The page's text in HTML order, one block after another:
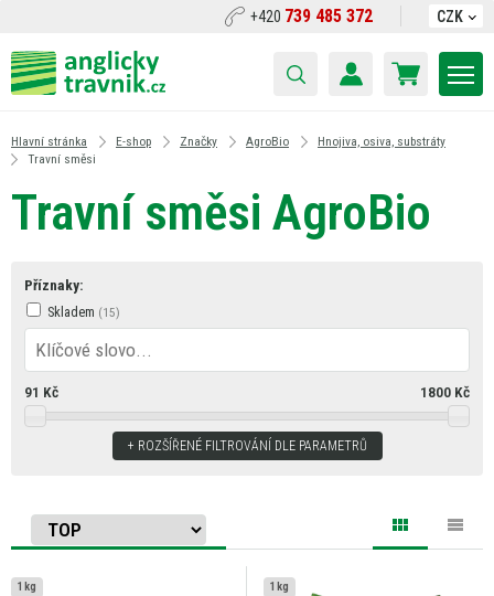
+420 739 485 372 CZK
Hlavní stránka E-shop Značky AgroBio
Hnojiva, osiva, substráty
Travní směsi
Travní směsi AgroBio
Příznaky:
Skladem
91 Kč 1800 Kč
ROZŠÍŘENÉ FILTROVÁNÍ DLE PARAMETRŮ
1 kg 1 kg